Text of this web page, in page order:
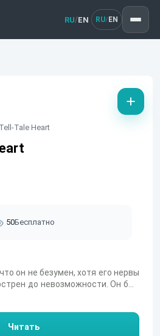
RU/EN RU/ EN
Tale Heart
50Бесплатно
он не безумен, хотя его нервы
до невозможности. Он был
пеленой глазом
искренне любил, — и эта
его к ужасному решению. С
и показной добротой он
Читать